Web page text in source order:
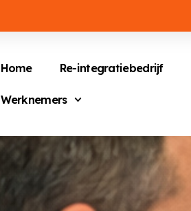
Home Re-integratiebedrijf
Werknemers